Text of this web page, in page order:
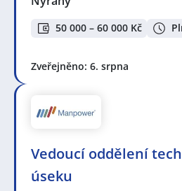
50 000 – 60 000 Kč
Zveřejněno: 6. srpna
Vedoucí oddělení
úseku